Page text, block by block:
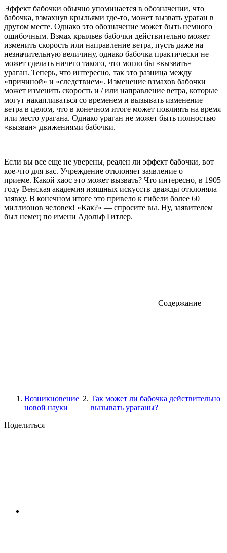
Эффект бабочки обычно упоминается в обозначении, что
бабочка, взмахнув крыльями где-то, может вызвать ураган в
другом месте. Однако это обозначение может быть немного
ошибочным. Взмах крыльев бабочки действительно может
изменить скорость или направление ветра, пусть даже на
незначительную величину, однако бабочка практически не
может сделать ничего такого, что могло бы «вызвать»
ураган. Теперь, что интересно, так это разница между
«причиной» и «следствием». Изменение взмахов бабочки
может изменить скорость и / или направление ветра, которые
могут накапливаться со временем и вызывать изменение
ветра в целом, что в конечном итоге может повлиять на время
или место урагана. Однако ураган не может быть полностью
«вызван» движениями бабочки.
Если вы все еще не уверены, реален ли эффект бабочки, вот
кое-что для вас. Учреждение отклоняет заявление о
приеме. Какой хаос это может вызвать? Что интересно, в 1905
году Венская академия изящных искусств дважды отклоняла
заявку. В конечном итоге это привело к гибели более 60
миллионов человек! «Как?» — спросите вы. Ну, заявителем
был немец по имени Адольф Гитлер.
Содержание
Возникновение
новой науки
Так может ли бабочка действительно
вызывать ураганы?
Поделиться